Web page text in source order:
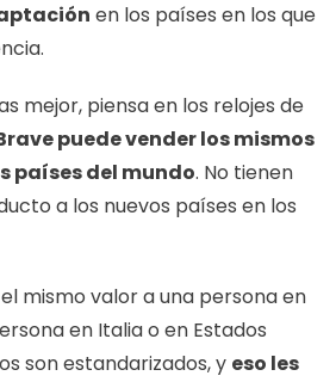
en los países en los que
mejor, piensa en los relojes de
puede vender los mismos
países del mundo. No tienen
a los nuevos países en los
mismo valor a una persona en
en Italia o en Estados
son estandarizados, y eso les